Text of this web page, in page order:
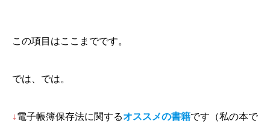
この項目はここまでです。
では、では。
↓電子帳簿保存法に関するオススメの書籍です（私の本で